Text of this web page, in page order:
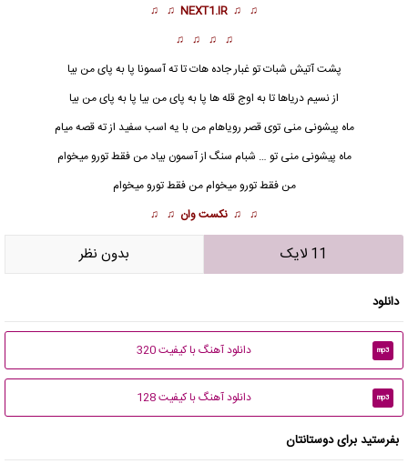
♫ ♫
NEXT1.IR
♫ ♫
♫ ♫ ♫ ♫
پشت آتیش شبات تو غبار جاده هات تا ته آسمونا پا به پای من بیا
از نسیم دریاها تا به اوج قله ها پا به پای من بیا پا به پای من بیا
ماه پیشونی منی توی قصر رویاهام من با یه اسب سفید از ته قصه میام
ماه پیشونی منی تو … شبام سنگ از آسمون بیاد من فقط تورو میخوام
من فقط تورو میخوام من فقط تورو میخوام
♫ ♫ نکست وان ♫ ♫
11 لایک بدون نظر
دانلود
mp3 دانلود آهنگ با کیفیت 320
mp3 دانلود آهنگ با کیفیت 128
بفرستید برای دوستانتان